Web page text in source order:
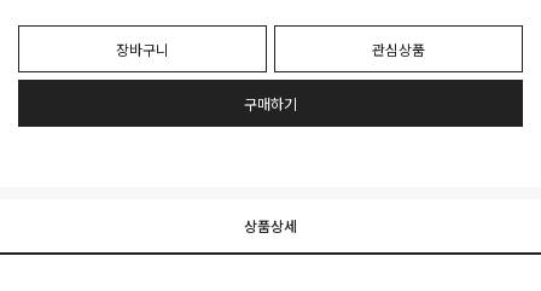
장바구니 관심상품
구매하기
상품상세